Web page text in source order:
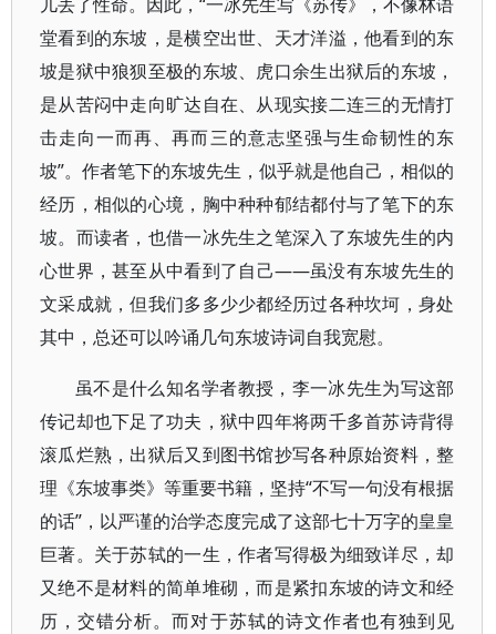
堂看到的东坡，是横空出世、天才洋溢，他看到的东
坡是狱中狼狈至极的东坡、虎口余生出狱后的东坡，
是从苦闷中走向旷达自在、从现实接二连三的无情打
击走向一而再、再而三的意志坚强与生命韧性的东
坡”。作者笔下的东坡先生，似乎就是他自己，相似的
经历，相似的心境，胸中种种郁结都付与了笔下的东
坡。而读者，也借一冰先生之笔深入了东坡先生的内
心世界，甚至从中看到了自己——虽没有东坡先生的
文采成就，但我们多多少少都经历过各种坎坷，身处
其中，总还可以吟诵几句东坡诗词自我宽慰。
虽不是什么知名学者教授，李一冰先生为写这部
传记却也下足了功夫，狱中四年将两千多首苏诗背得
滚瓜烂熟，出狱后又到图书馆抄写各种原始资料，整
理《东坡事类》等重要书籍，坚持“不写一句没有根据
的话”，以严谨的治学态度完成了这部七十万字的皇皇
巨著。关于苏轼的一生，作者写得极为细致详尽，却
又绝不是材料的简单堆砌，而是紧扣东坡的诗文和经
历，交错分析。而对于苏轼的诗文作者也有独到见